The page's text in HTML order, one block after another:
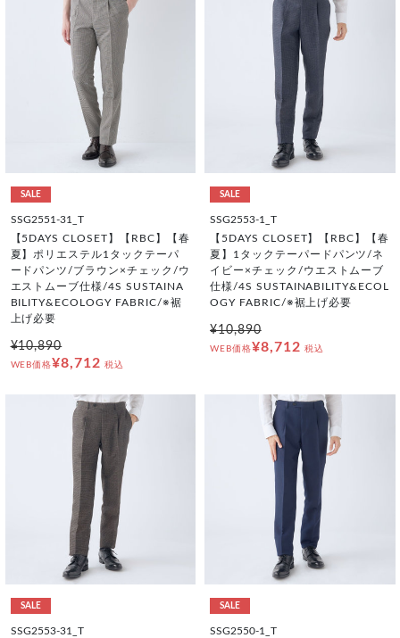
SALE
SSG2551-31_T
【5DAYS CLOSET】【RBC】【春
夏】ポリエステル1タックテーパ
ードパンツ/ブラウン×チェック/ウ
エストムーブ仕様/4S SUSTAINA
BILITY&ECOLOGY FABRIC/※裾
上げ必要
¥10,890
WEB価格¥8,712 税込
SALE
SSG2553-1_T
【5DAYS CLOSET】【RBC】【春
夏】1タックテーパードパンツ/ネ
イビー×チェック/ウエストムーブ
仕様/4S SUSTAINABILITY&ECOL
OGY FABRIC/※裾上げ必要
¥10,890
WEB価格¥8,712 税込
SALE
SSG2553-31_T
SALE
SSG2550-1_T